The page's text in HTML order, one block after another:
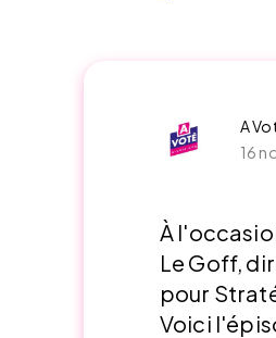
A
16
À
Le Goff,
pour
Voici